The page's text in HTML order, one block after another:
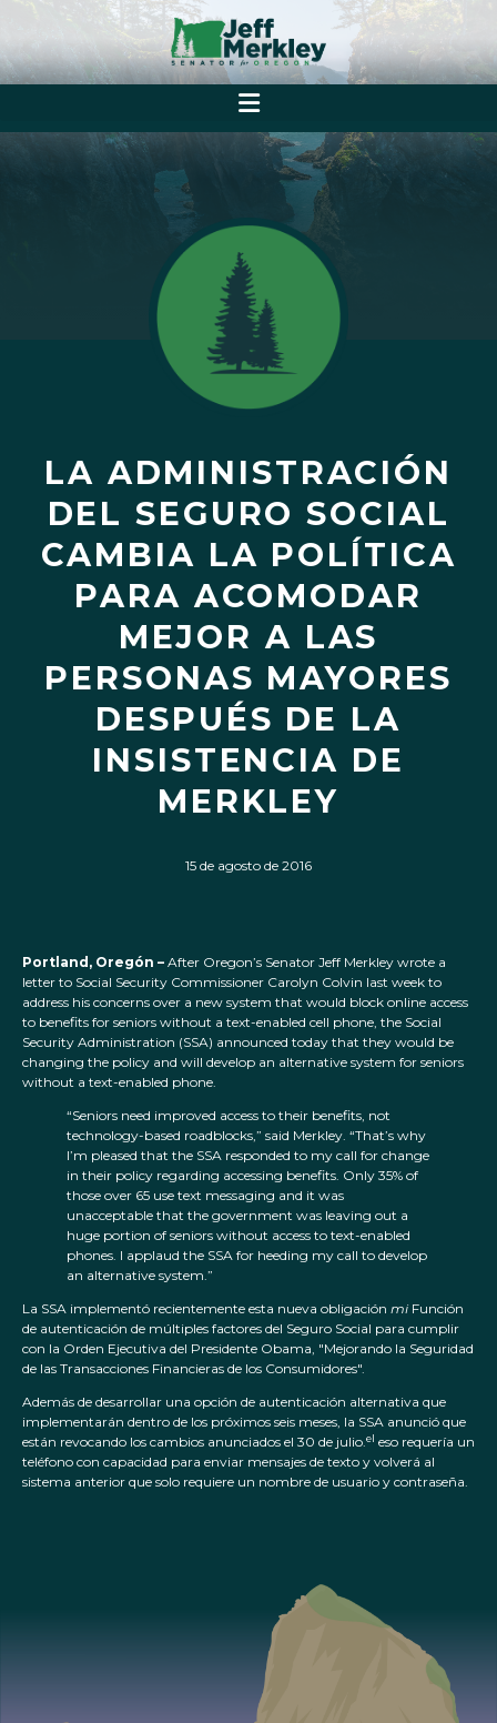
LA ADMINISTRACIÓN
DEL SEGURO SOCIAL
CAMBIA LA POLÍTICA
PARA ACOMODAR
MEJOR A LAS
PERSONAS MAYORES
DESPUÉS DE LA
INSISTENCIA DE
MERKLEY
15 de agosto de 2016
Portland, Oregón – After Oregon’s Senator Jeff Merkley wrote a
letter to Social Security Commissioner Carolyn Colvin last week to
address his concerns over a new system that would block online access
to benefits for seniors without a text-enabled cell phone, the Social
Security Administration (SSA) announced today that they would be
changing the policy and will develop an alternative system for seniors
without a text-enabled phone.
“Seniors need improved access to their benefits, not
technology-based roadblocks,” said Merkley. “That’s why
I’m pleased that the SSA responded to my call for change
in their policy regarding accessing benefits. Only 35% of
those over 65 use text messaging and it was
unacceptable that the government was leaving out a
huge portion of seniors without access to text-enabled
phones. I applaud the SSA for heeding my call to develop
an alternative system.”
La SSA implementó recientemente esta nueva obligación mi Función
de autenticación de múltiples factores del Seguro Social para cumplir
con la Orden Ejecutiva del Presidente Obama, "Mejorando la Seguridad
de las Transacciones Financieras de los Consumidores".
Además de desarrollar una opción de autenticación alternativa que
implementarán dentro de los próximos seis meses, la SSA anunció que
están revocando los cambios anunciados el 30 de julio.el eso requería un
teléfono con capacidad para enviar mensajes de texto y volverá al
sistema anterior que solo requiere un nombre de usuario y contraseña.